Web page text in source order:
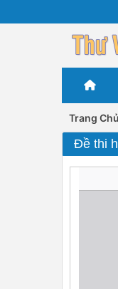
Trang Chủ
Đề thi